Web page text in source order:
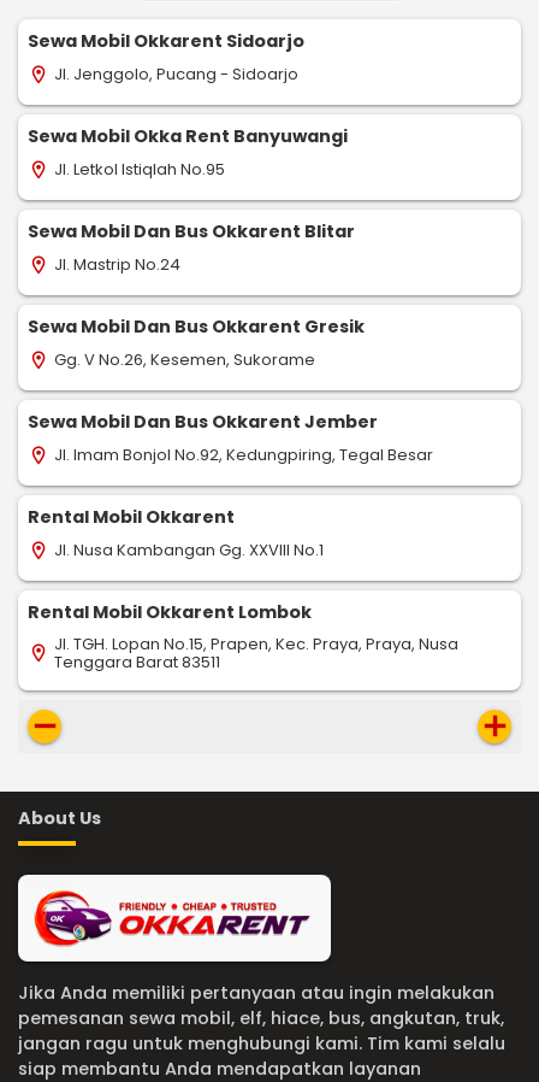
Sewa Mobil Okkarent Sidoarjo
location_on Jl. Jenggolo, Pucang - Sidoarjo
Sewa Mobil Okka Rent Banyuwangi
location_on Jl. Letkol Istiqlah No.95
Sewa Mobil Dan Bus Okkarent Blitar
location_on Jl. Mastrip No.24
Sewa Mobil Dan Bus Okkarent Gresik
location_on Gg. V No.26, Kesemen, Sukorame
Sewa Mobil Dan Bus Okkarent Jember
location_on Jl. Imam Bonjol No.92, Kedungpiring, Tegal Besar
Rental Mobil Okkarent
location_on Jl. Nusa Kambangan Gg. XXVIII No.1
Rental Mobil Okkarent Lombok
location_on Jl. TGH. Lopan No.15, Prapen, Kec. Praya, Praya, Nusa
Tenggara Barat 83511
remove add
About Us
Jika Anda memiliki pertanyaan atau ingin melakukan
pemesanan sewa mobil, elf, hiace, bus, angkutan, truk,
jangan ragu untuk menghubungi kami. Tim kami selalu
siap membantu Anda mendapatkan layanan